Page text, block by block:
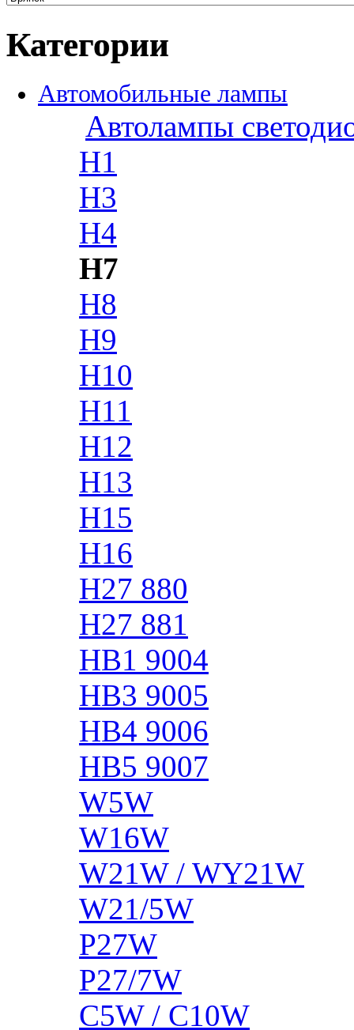
Категории
Автомобильные лампы
Автолампы
H1
H3
H4
H7
H8
H9
H10
H11
H12
H13
H15
H16
H27 880
H27 881
HB1 9004
HB3 9005
HB4 9006
HB5 9007
W5W
W16W
W21W / WY21W
W21/5W
P27W
P27/7W
C5W / C10W